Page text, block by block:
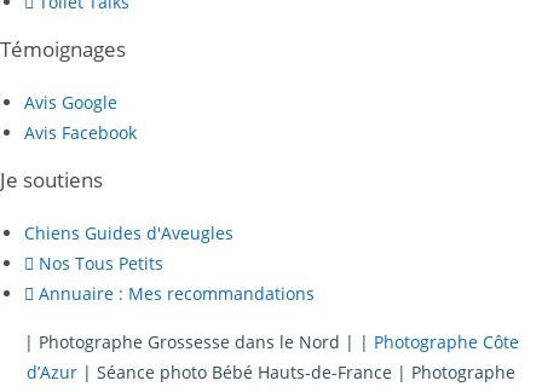
Témoignages
Avis Google
Avis Facebook
Je soutiens
Chiens Guides d'Aveugles
Nos Tous Petits
Annuaire : Mes recommandations
| Photographe Grossesse dans le Nord | | Photographe Côte
d’Azur | Séance photo Bébé Hauts-de-France | Photographe